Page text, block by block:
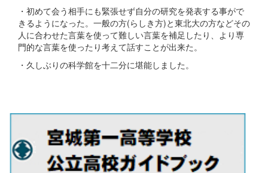
・初めて会う相手にも緊張せず自分の研究を発表する事がで
きるようになった。一般の方(らしき方)と東北大の方などその
人に合わせた言葉を使って難しい言葉を補足したり、より専
門的な言葉を使ったり考えて話すことが出来た。
・久しぶりの科学館を十二分に堪能しました。